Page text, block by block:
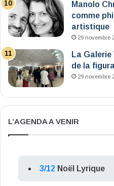
Manolo
comme
artistique
29 novembre
La
de la
29 novembre
L’AGENDA A VENIR
3/12 Noël Lyrique